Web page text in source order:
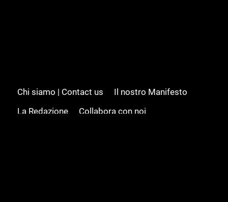
Chi siamo | Contact us
Il nostro Manifesto
La Redazione
Collabora con noi